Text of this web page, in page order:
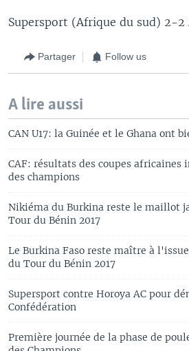
Supersport (Afrique du sud) 2-2
Partager Follow us
A lire aussi
CAN U17: la Guinée et le Ghana ont
CAF: résultats des coupes africaines
des champions
Nikiéma du Burkina reste le maillot
Tour du Bénin 2017
Le Burkina Faso reste maître à
du Tour du Bénin 2017
Supersport contre Horoya AC pour
Confédération
Première journée de la phase de